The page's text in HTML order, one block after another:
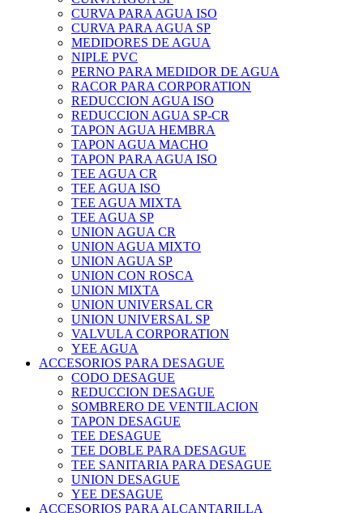
CURVA PARA AGUA ISO
CURVA PARA AGUA SP
MEDIDORES DE AGUA
NIPLE PVC
PERNO PARA MEDIDOR DE AGUA
RACOR PARA CORPORATION
REDUCCION AGUA ISO
REDUCCION AGUA SP-CR
TAPON AGUA HEMBRA
TAPON AGUA MACHO
TAPON PARA AGUA ISO
TEE AGUA CR
TEE AGUA ISO
TEE AGUA MIXTA
TEE AGUA SP
UNION AGUA CR
UNION AGUA MIXTO
UNION AGUA SP
UNION CON ROSCA
UNION MIXTA
UNION UNIVERSAL CR
UNION UNIVERSAL SP
VALVULA CORPORATION
YEE AGUA
ACCESORIOS PARA DESAGUE
CODO DESAGUE
REDUCCION DESAGUE
SOMBRERO DE VENTILACION
TAPON DESAGUE
TEE DESAGUE
TEE DOBLE PARA DESAGUE
TEE SANITARIA PARA DESAGUE
UNION DESAGUE
YEE DESAGUE
ACCESORIOS PARA ALCANTARILLA